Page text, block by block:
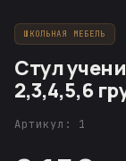
ШКОЛЬНАЯ МЕБЕЛЬ
Стул
2,3,4,5,6
Артикул: 1